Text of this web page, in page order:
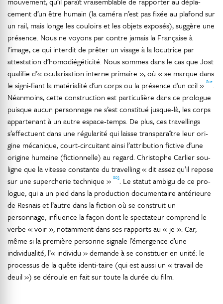
cement d’un être humain (la caméra n’est pas fixée au plafond sur
un rail, mais longe les couloirs et les objets exposés), suggère une
présence. Nous ne voyons par contre jamais la Française à
l’image, ce qui interdit de prêter un visage à la locutrice par
attestation d’homodiégéticité. Nous sommes dans le cas que Jost
qualifie d’« ocularisation interne primaire », où « se marque dans
le signi-fiant la matérialité d’un corps ou la présence d’un œil » 802.
Néanmoins, cette construction est particulière dans ce prologue
puisque aucun personnage ne s’est constitué jusque-là, les corps
appartenant à un autre espace-temps. De plus, ces travellings
s’effectuent dans une régularité qui laisse transparaître leur ori-
gine mécanique, court-circuitant ainsi l’attribution fictive d’une
origine humaine (fictionnelle) au regard. Christophe Carlier sou-
ligne que la vitesse constante du travelling « dit assez qu’il repose
sur une supercherie technique » 803. Le statut ambigu de ce pro-
logue, qui a un pied dans la production documentaire antérieure
de Resnais et l’autre dans la fiction où se construit un
personnage, influence la façon dont le spectateur comprend le
verbe « voir », notamment dans ses rapports au « je ». Car,
même si la première personne signale l’émergence d’une
individualité, l’« individu » demande à se constituer en unité: le
processus de la quête identi-taire (qui est aussi un « travail de
deuil ») se déroule en fait sur toute la durée du film.